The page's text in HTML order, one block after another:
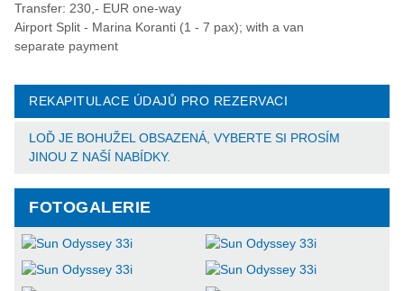
Transfer: 230,- EUR one-way
Airport Split - Marina Koranti (1 - 7 pax); with a van
separate payment
REKAPITULACE ÚDAJŮ PRO REZERVACI
LOĎ JE BOHUŽEL OBSAZENÁ, VYBERTE SI PROSÍM
JINOU Z NAŠÍ NABÍDKY.
FOTOGALERIE